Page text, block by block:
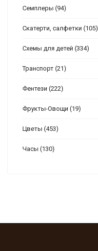
Семплеры (94)
Скатерти, салфетки (105)
Схемы для детей (334)
Транспорт (21)
Фентези (222)
Фрукты-Овощи (19)
Цветы (453)
Часы (130)